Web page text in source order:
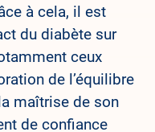
à cela, il est
du diabète sur
ceux
de l’équilibre
maîtrise de son
de confiance